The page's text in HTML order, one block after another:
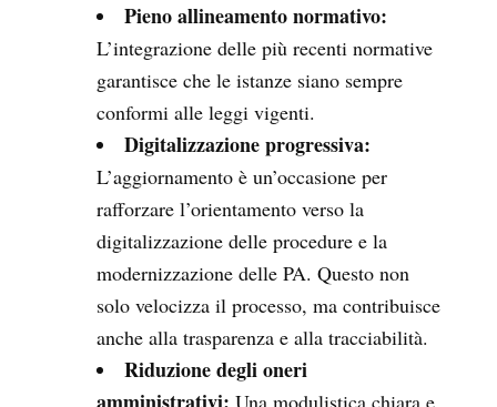
Pieno allineamento normativo:
L’integrazione delle più recenti normative
garantisce che le istanze siano sempre
conformi alle leggi vigenti.
Digitalizzazione progressiva:
L’aggiornamento è un’occasione per
rafforzare l’orientamento verso la
digitalizzazione delle procedure e la
modernizzazione delle PA. Questo non
solo velocizza il processo, ma contribuisce
anche alla trasparenza e alla tracciabilità.
Riduzione degli oneri